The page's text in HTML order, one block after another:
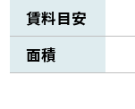
賃料目安
面積